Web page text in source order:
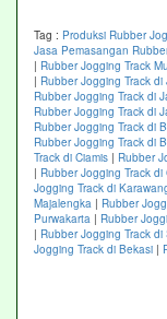
Tag : Produksi Rubber
Jasa Pemasangan
| Rubber Jogging Track
| Rubber Jogging Track
Rubber Jogging Track di
Rubber Jogging Track di
Rubber Jogging Track di
Rubber Jogging Track di
Track di Ciamis | Rubber
| Rubber Jogging Track di
Jogging Track di
Majalengka | Rubber
Purwakarta | Rubber
| Rubber Jogging Track di
Jogging Track di Bekasi |